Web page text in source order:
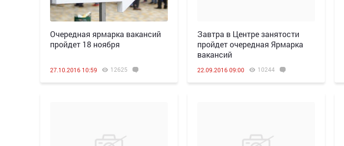
Очередная ярмарка вакансий
пройдет 18 ноября
27.10.2016 10:59 12625
Завтра в Центре занятости
пройдет очередная Ярмарка
вакансий
22.09.2016 09:00 10244